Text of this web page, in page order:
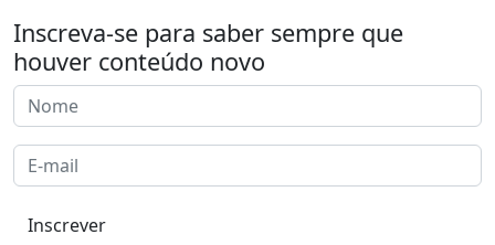
Inscreva-se para saber sempre que
houver conteúdo novo
Inscrever